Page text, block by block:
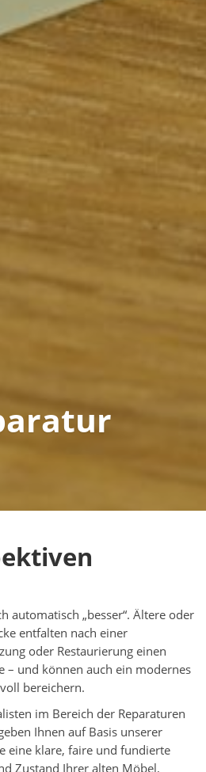
automatisch „besser“. Ältere oder
entfalten nach einer
oder Restaurierung einen
– und können auch ein modernes
bereichern.
im Bereich der Reparaturen
Ihnen auf Basis unserer
eine klare, faire und fundierte